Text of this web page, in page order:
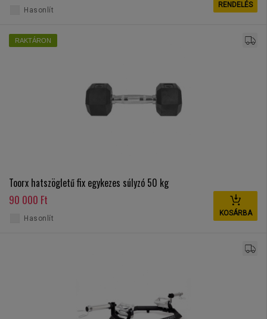
RENDELÉS
Hasonlít
RAKTÁRON
Toorx hatszögletű fix egykezes súlyzó 50 kg
90 000 Ft
KOSÁRBA
Hasonlít